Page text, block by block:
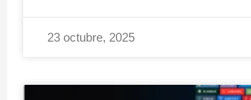
23 octubre, 2025